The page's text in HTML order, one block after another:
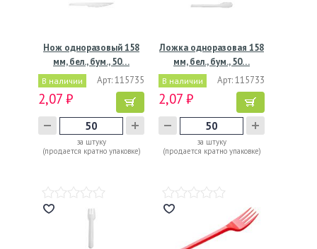
Нож одноразовый 158
мм, бел., бум., 50…
В наличии Арт: 115735
2,07 ₽
за штуку
(продается кратно упаковке)
Ложка одноразовая 158
мм, бел., бум., 50…
В наличии Арт: 115733
2,07 ₽
за штуку
(продается кратно упаковке)